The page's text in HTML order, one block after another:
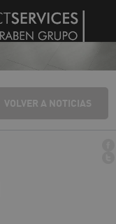
VOLVER A NOTICIAS